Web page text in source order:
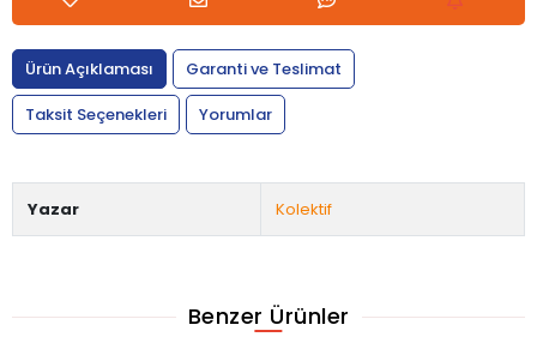
Ürün Açıklaması
Garanti ve Teslimat
Taksit Seçenekleri
Yorumlar
Yazar Kolektif
Benzer Ürünler